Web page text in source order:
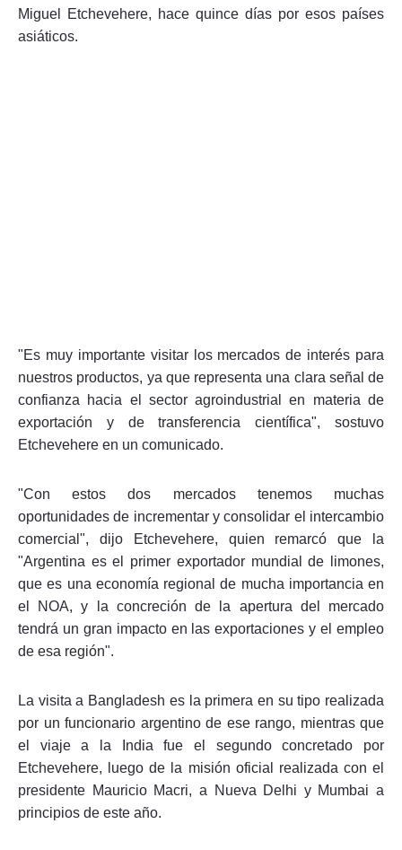
Mercados
Miguel Etchevehere, hace quince días por esos países
asiáticos.
"Es muy importante visitar los mercados de interés para
nuestros productos, ya que representa una clara señal de
confianza hacia el sector agroindustrial en materia de
exportación y de transferencia científica", sostuvo
Etchevehere en un comunicado.
"Con estos dos mercados tenemos muchas
oportunidades de incrementar y consolidar el intercambio
comercial", dijo Etchevehere, quien remarcó que la
"Argentina es el primer exportador mundial de limones,
que es una economía regional de mucha importancia en
el NOA, y la concreción de la apertura del mercado
tendrá un gran impacto en las exportaciones y el empleo
de esa región".
La visita a Bangladesh es la primera en su tipo realizada
por un funcionario argentino de ese rango, mientras que
el viaje a la India fue el segundo concretado por
Etchevehere, luego de la misión oficial realizada con el
presidente Mauricio Macri, a Nueva Delhi y Mumbai a
principios de este año.